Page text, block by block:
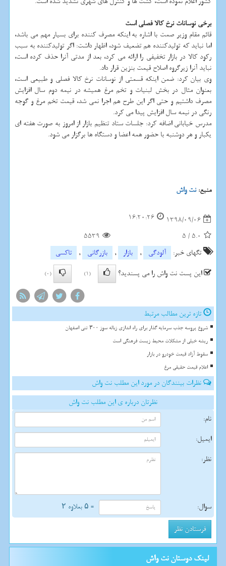
برخی نوسانات نرخ كالا فصلی است
قائم مقام وزیر صمت با اشاره به اینكه مصرف كننده برای بسیار مهم می باشد،
اما نباید كه تولیدكننده هم تضعیف شود، اظهار داشت: اگر تولیدكننده به سبب
ركود كالا در بازار تخفیفی را ارائه می كرد، بعد از مدتی آنرا حذف كرده است،
نباید آنرا زیرگروه اصلاح قیمت بنزین قرار داد.
وی بیان كرد: ضمن اینكه قسمتی از نوسانات نرخ كالا فصلی و طبیعی است،
بعنوان مثال در بخش لبنیات و تخم مرغ همیشه در نیمه دوم سال افزایش
مصرف داشتیم و حتی اگر این طرح هم اجرا نمی شد، قیمت تخم مرغ و گوجه
رنگی در نیمه سال افزایش پیدا می كرد.
مدرس خیابانی اضافه كرد: جلسات ستاد تنظیم بازار از امروز به صورت هفته ای
یكبار و هر دوشنبه با حضور همه اعضا و دستگاه ها برگزار می شود.
منبع:نت واش
1398/09/06
16:20:26
5.0
/
5
5539
تگهای خبر:
آلودگی , بازار , بازرگانی ,
تاكسی
این پست نت واش را می پسندید؟
(1)
(0)
تازه ترین مطالب مرتبط
شروع پروسه جذب سرمایه گذار برای راه اندازی زباله سوز ۳۰۰ تنی اصفهان
ریشه خیلی از مشکلات محیط زیست فرهنگی است
سقوط آزاد قیمت خودرو در بازار
اعلام قیمت حقیقی مرغ
نظرات بینندگان در مورد این مطلب نت واش
نظرتان درباره ی این مطلب نت واش
نام:
ایمیل:
نظر:
سوال: = ۵ بعلاوه ۲
لینک دوستان نت واش